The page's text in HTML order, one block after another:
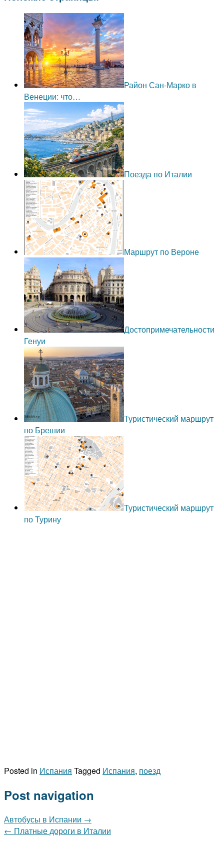
Район Сан-Марко в
Венеции: что…
Поезда по Италии
Маршрут по Вероне
Достопримечательности
Генуи
Туристический маршрут
по Брешии
Туристический маршрут
по Турину
Posted in Испания Tagged Испания, поезд
Post navigation
Автобусы в Испании →
← Платные дороги в Италии